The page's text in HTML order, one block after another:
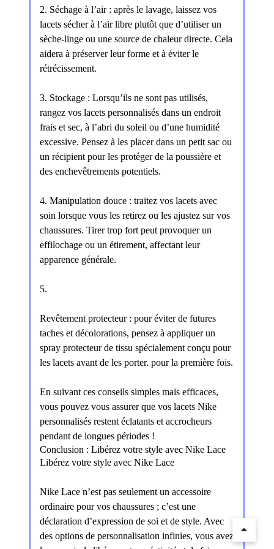
2. Séchage à l’air : après le lavage, laissez vos
lacets sécher à l’air libre plutôt que d’utiliser un
sèche-linge ou une source de chaleur directe. Cela
aidera à préserver leur forme et à éviter le
rétrécissement.
3. Stockage : Lorsqu’ils ne sont pas utilisés,
rangez vos lacets personnalisés dans un endroit
frais et sec, à l’abri du soleil ou d’une humidité
excessive. Pensez à les placer dans un petit sac ou
un récipient pour les protéger de la poussière et
des enchevêtrements potentiels.
4. Manipulation douce : traitez vos lacets avec
soin lorsque vous les retirez ou les ajustez sur vos
chaussures. Tirer trop fort peut provoquer un
effilochage ou un étirement, affectant leur
apparence générale.
5.
Revêtement protecteur : pour éviter de futures
taches et décolorations, pensez à appliquer un
spray protecteur de tissu spécialement conçu pour
les lacets avant de les porter. pour la première fois.
En suivant ces conseils simples mais efficaces,
vous pouvez vous assurer que vos lacets Nike
personnalisés restent éclatants et accrocheurs
pendant de longues périodes !
Conclusion : Libérez votre style avec Nike Lace
Libérez votre style avec Nike Lace
Nike Lace n’est pas seulement un accessoire
ordinaire pour vos chaussures ; c’est une
déclaration d’expression de soi et de style. Avec
des options de personnalisation infinies, vous avez